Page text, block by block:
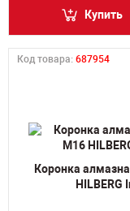
Купить
Код товара: 687954
Коронка
HILBERG